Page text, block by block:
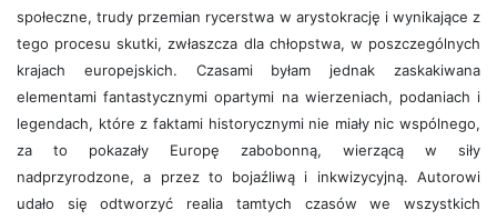
społeczne, trudy przemian rycerstwa w arystokrację i wynikające z
tego procesu skutki, zwłaszcza dla chłopstwa, w poszczególnych
krajach europejskich. Czasami byłam jednak zaskakiwana
elementami fantastycznymi opartymi na wierzeniach, podaniach i
legendach, które z faktami historycznymi nie miały nic wspólnego,
za to pokazały Europę zabobonną, wierzącą w siły
nadprzyrodzone, a przez to bojaźliwą i inkwizycyjną. Autorowi
udało się odtworzyć realia tamtych czasów we wszystkich